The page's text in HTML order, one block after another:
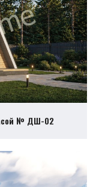
№ ДШ-02